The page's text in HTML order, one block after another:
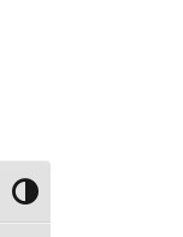
Toggle High